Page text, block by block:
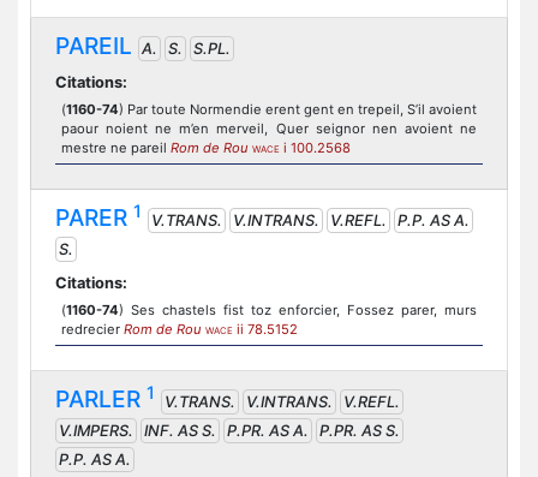
PAREIL A. S.
S.PL.
Citations:
(1160-74) Par toute Normendie erent gent en trepeil, S’il avoient
paour noient ne m’en merveil, Quer seignor nen avoient ne
mestre ne pareil Rom de Rou WACE i 100.2568
PARER 1 V.TRANS. V.INTRANS. V.REFL.
P.P. AS A.
S.
Citations:
(1160-74) Ses chastels fist toz enforcier, Fossez parer, murs
redrecier Rom de Rou WACE ii 78.5152
PARLER 1 V.TRANS. V.INTRANS.
V.REFL.
V.IMPERS.
INF. AS S. P.PR. AS A.
P.PR. AS S.
P.P. AS A.